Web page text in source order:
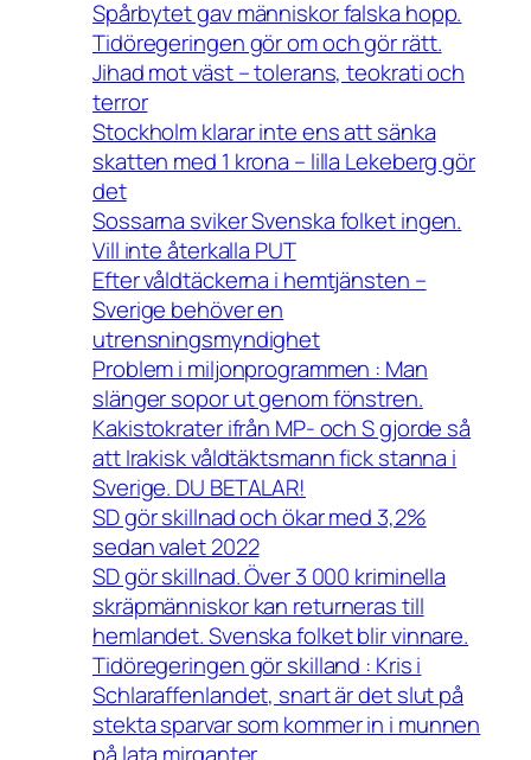
Spårbytet gav människor falska hopp.
Tidöregeringen gör om och gör rätt.
Jihad mot väst – tolerans, teokrati och
terror
Stockholm klarar inte ens att sänka
skatten med 1 krona – lilla Lekeberg gör
det
Sossarna sviker Svenska folket ingen.
Vill inte återkalla PUT
Efter våldtäckerna i hemtjänsten –
Sverige behöver en
utrensningsmyndighet
Problem i miljonprogrammen : Man
slänger sopor ut genom fönstren.
Kakistokrater ifrån MP- och S gjorde så
att Irakisk våldtäktsmann fick stanna i
Sverige. DU BETALAR!
SD gör skillnad och ökar med 3,2%
sedan valet 2022
SD gör skillnad. Över 3 000 kriminella
skräpmänniskor kan returneras till
hemlandet. Svenska folket blir vinnare.
Tidöregeringen gör skilland : Kris i
Schlaraffenlandet, snart är det slut på
stekta sparvar som kommer in i munnen